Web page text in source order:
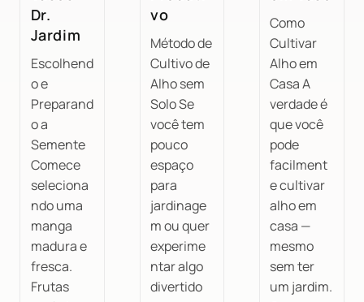
Dr.
Jardim
Escolhend
o e
Preparand
o a
Semente
Comece
seleciona
ndo uma
manga
madura e
fresca.
Frutas
vo
Método de
Cultivo de
Alho sem
Solo Se
você tem
pouco
espaço
para
jardinage
m ou quer
experime
ntar algo
divertido
Como
Cultivar
Alho em
Casa A
verdade é
que você
pode
facilment
e cultivar
alho em
casa —
mesmo
sem ter
um jardim.